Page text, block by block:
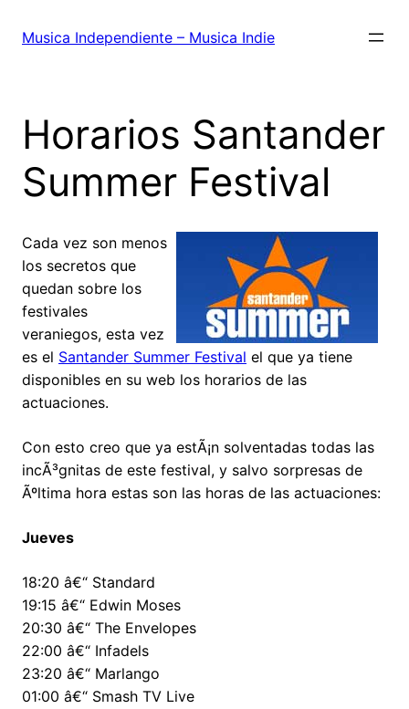
Musica Independiente – Musica Indie
Horarios Santander
Summer Festival
Cada vez son menos
los secretos que
quedan sobre los
festivales
veraniegos, esta vez
es el Santander Summer Festival el que ya tiene
disponibles en su web los horarios de las
actuaciones.
Con esto creo que ya estÃ¡n solventadas todas las
incÃ³gnitas de este festival, y salvo sorpresas de
Ãºltima hora estas son las horas de las actuaciones:
Jueves
18:20 â€“ Standard
19:15 â€“ Edwin Moses
20:30 â€“ The Envelopes
22:00 â€“ Infadels
23:20 â€“ Marlango
01:00 â€“ Smash TV Live